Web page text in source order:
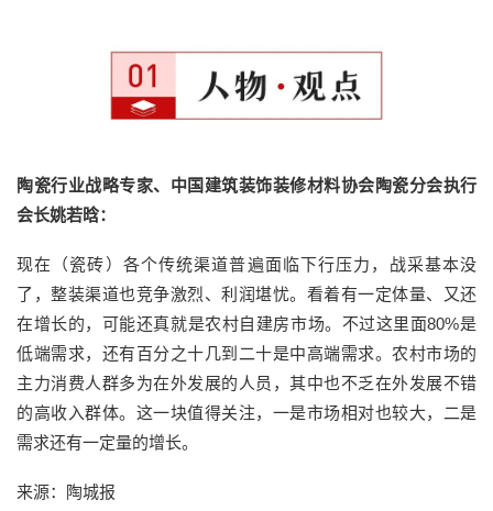
陶瓷行业战略专家、中国建筑装饰装修材料协会陶瓷分会执行
会长姚若晗：
现在（瓷砖）各个传统渠道普遍面临下行压力，战采基本没
了，整装渠道也竞争激烈、利润堪忧。看着有一定体量、又还
在增长的，可能还真就是农村自建房市场。不过这里面80%是
低端需求，还有百分之十几到二十是中高端需求。农村市场的
主力消费人群多为在外发展的人员，其中也不乏在外发展不错
的高收入群体。这一块值得关注，一是市场相对也较大，二是
需求还有一定量的增长。
来源：陶城报